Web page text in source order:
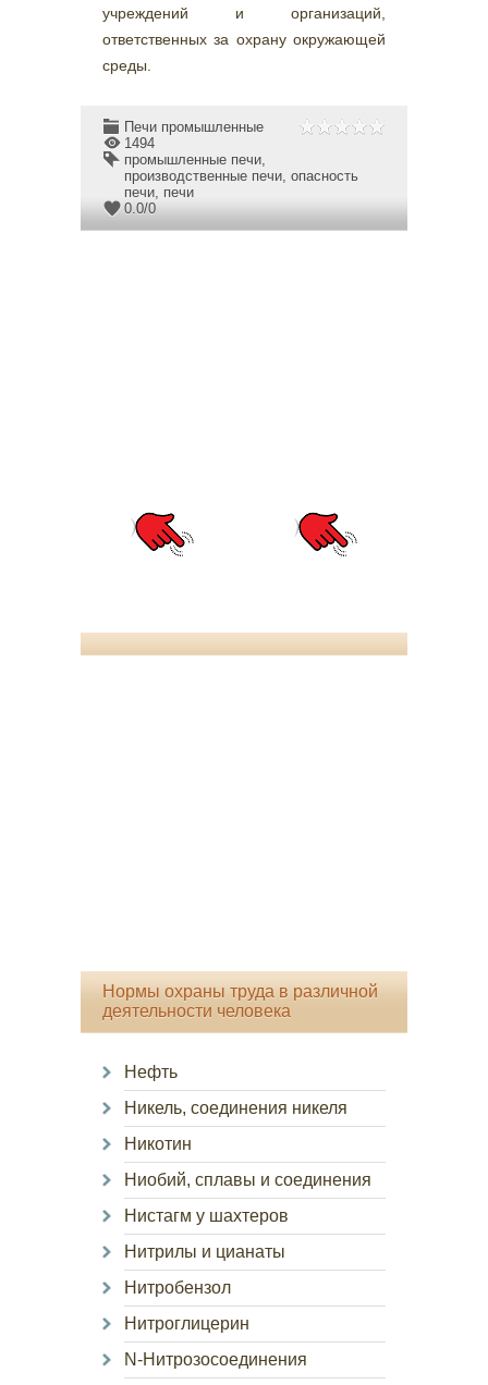
учреждений и организаций,
ответственных за охрану окружающей
среды.
Печи промышленные
1494
промышленные печи,
производственные печи, опасность
печи, печи
0.0/0
Нормы охраны труда в различной
деятельности человека
Нефть
Никель, соединения никеля
Никотин
Ниобий, сплавы и соединения
Нистагм у шахтеров
Нитрилы и цианаты
Нитробензол
Нитроглицерин
N-Нитрозосоединения